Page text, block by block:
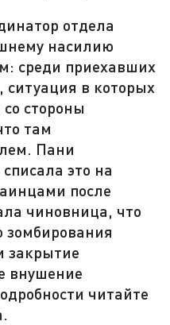
отдела
насилию
среди приехавших
ситуация в которых
стороны
там
Пани
это на
после
чиновница, что
зомбирования
закрытие
внушение
читайте